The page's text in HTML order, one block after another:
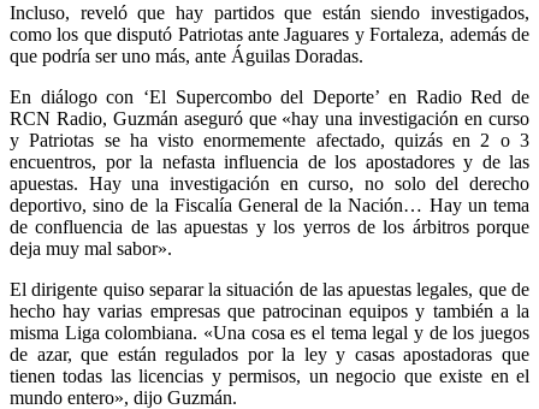
Incluso, reveló que hay partidos que están siendo investigados,
como los que disputó Patriotas ante Jaguares y Fortaleza, además de
que podría ser uno más, ante Águilas Doradas.
En diálogo con ‘El Supercombo del Deporte’ en Radio Red de
RCN Radio, Guzmán aseguró que «hay una investigación en curso
y Patriotas se ha visto enormemente afectado, quizás en 2 o 3
encuentros, por la nefasta influencia de los apostadores y de las
apuestas. Hay una investigación en curso, no solo del derecho
deportivo, sino de la Fiscalía General de la Nación… Hay un tema
de confluencia de las apuestas y los yerros de los árbitros porque
deja muy mal sabor».
El dirigente quiso separar la situación de las apuestas legales, que de
hecho hay varias empresas que patrocinan equipos y también a la
misma Liga colombiana. «Una cosa es el tema legal y de los juegos
de azar, que están regulados por la ley y casas apostadoras que
tienen todas las licencias y permisos, un negocio que existe en el
mundo entero», dijo Guzmán.